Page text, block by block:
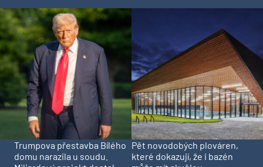
Trumpova přestavba Bílého
domu narazila u soudu.
Pět novodobých plováren,
které dokazují, že i bazén